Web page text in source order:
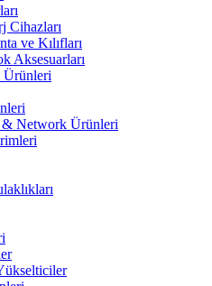
Cihazları
ve Kılıfları
Aksesuarları
Network Ürünleri